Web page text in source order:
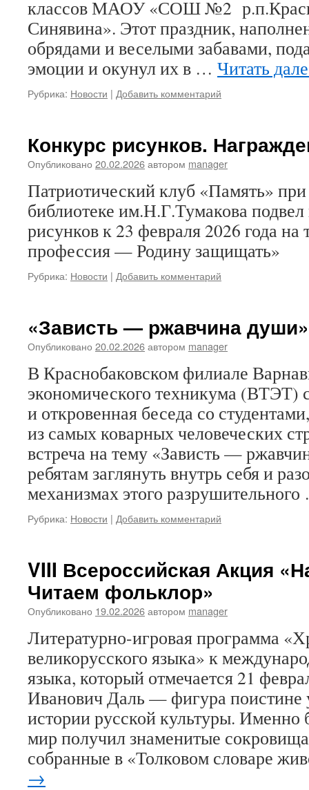
классов МАОУ «СОШ №2
Синявина». Этот праздник,
обрядами и веселыми забавами,
эмоции и окунул их в … Читать
Рубрика: Новости | Добавить комментарий
Конкурс рисунков.
Опубликовано 20.02.2026автором manager
Патриотический клуб «Память»
библиотеке им.Н.Г.Тумакова подвел
рисунков к 23 февраля 2026 года на
профессия — Родину защищать»
Рубрика: Новости | Добавить комментарий
«Зависть — ржавчина души»
Опубликовано 20.02.2026автором manager
В Краснобаковском филиале
экономического техникума (ВТЭТ)
и откровенная беседа со
из самых коварных человеческих
встреча на тему «Зависть —
ребятам заглянуть внутрь себя и
механизмах этого
Рубрика: Новости | Добавить комментарий
VIII Всероссийская Акция
Читаем фольклор»
Опубликовано 19.02.2026автором manager
Литературно-игровая программа
великорусского языка» к
языка, который отмечается 21
Иванович Даль — фигура поистине
истории русской культуры. Именно
мир получил знаменитые
собранные в «Толковом словаре
→